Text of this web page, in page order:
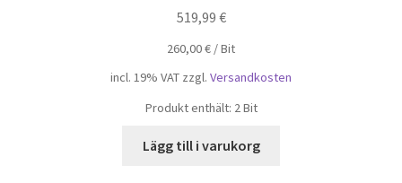
519,99 €
260,00€ /Bit
incl. 19% VAT zzgl. Versandkosten
Produkt enthält: 2Bit
Lägg till i varukorg